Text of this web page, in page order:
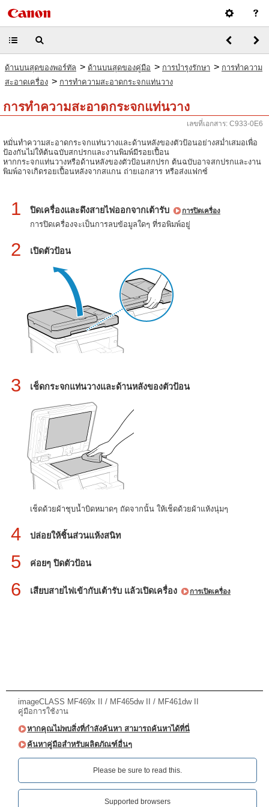
ด้านบนสุดของพอร์ทัล > ด้านบนสุดของคู่มือ > การบำรุงรักษา > การทำความ
สะอาดเครื่อง > การทำความสะอาดกระจกแท่นวาง
การทำความสะอาดกระจกแท่นวาง
เลขที่เอกสาร: C933-0E6
หมั่นทำความสะอาดกระจกแท่นวางและด้านหลังของตัวป้อนอย่างสม่ำเสมอเพื่อ
ป้องกันไม่ให้ต้นฉบับสกปรกและงานพิมพ์มีรอยเปื้อน
หากกระจกแท่นวางหรือด้านหลังของตัวป้อนสกปรก ต้นฉบับอาจสกปรกและงาน
พิมพ์อาจเกิดรอยเปื้อนหลังจากสแกน ถ่ายเอกสาร หรือส่งแฟกซ์
1 ปิดเครื่องและดึงสายไฟออกจากเต้ารับ การปิดเครื่อง
การปิดเครื่องจะเป็นการลบข้อมูลใดๆ ที่รอพิมพ์อยู่
2 เปิดตัวป้อน
3 เช็ดกระจกแท่นวางและด้านหลังของตัวป้อน
เช็ดด้วยผ้าชุบน้ำบิดหมาดๆ ถัดจากนั้น ให้เช็ดด้วยผ้าแห้งนุ่มๆ
4 ปล่อยให้ชิ้นส่วนแห้งสนิท
5 ค่อยๆ ปิดตัวป้อน
6 เสียบสายไฟเข้ากับเต้ารับ แล้วเปิดเครื่อง การเปิดเครื่อง
imageCLASS MF469x II / MF465dw II / MF461dw II
คู่มือการใช้งาน
หากคุณไม่พบสิ่งที่กำลังค้นหา สามารถค้นหาได้ที่นี่
ค้นหาคู่มือสำหรับผลิตภัณฑ์อื่นๆ
Please be sure to read this.‎
Supported browsers